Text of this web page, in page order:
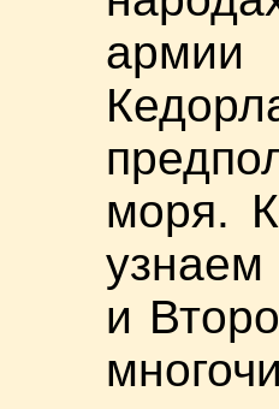
моря.
и